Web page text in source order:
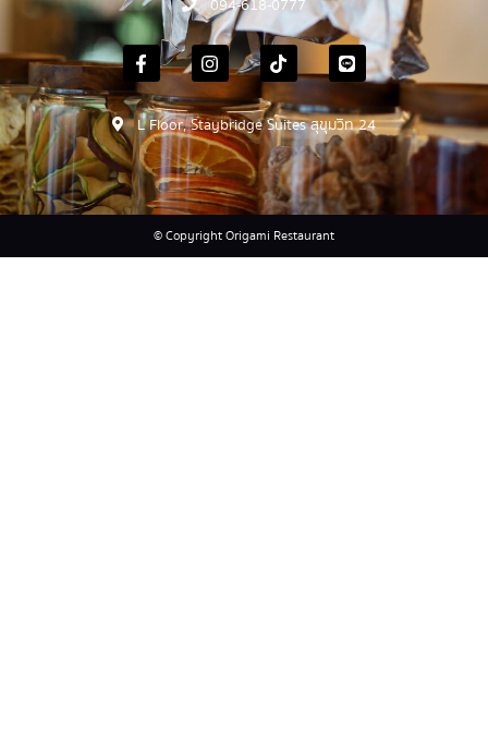
094-618-0777
L Floor, Staybridge Suites สุขุมวิท 24
© Copyright Origami Restaurant